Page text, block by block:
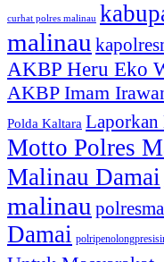
curhat polres malinau
malinau
AKBP Heru Eko
AKBP Imam
Polda Kaltara Laporkan
Motto Polres
Malinau Damai
malinau
Damai